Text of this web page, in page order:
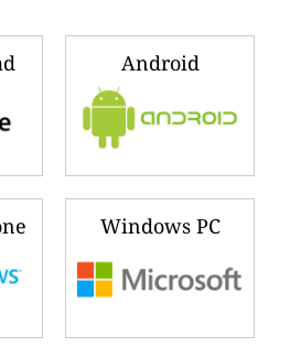
Android
Windows PC